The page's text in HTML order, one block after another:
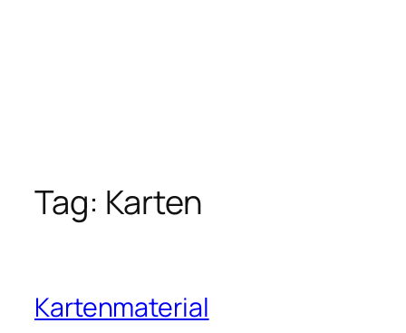
Tag: Karten
Kartenmaterial